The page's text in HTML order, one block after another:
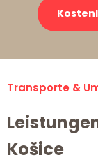
Transporte &
Košice